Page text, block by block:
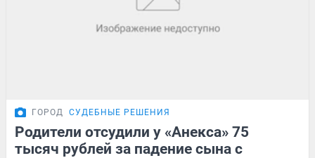
ГОРОД СУДЕБНЫЕ РЕШЕНИЯ
Родители отсудили у «Анекса» 75
тысяч рублей за падение сына с